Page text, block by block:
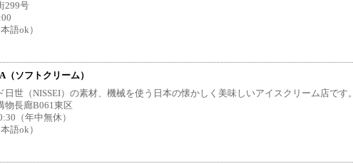
299号
語ok）
（ソフトクリーム）
日世（NISSEI）の素材、機械を使う日本の懐かしく美味しいアイスクリーム店です。
物長廊B061東区
（年中無休）
語ok）